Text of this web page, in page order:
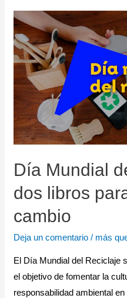
Día Mundial
dos libros
cambio
Deja un comentario / más
El Día Mundial del Reciclaje
el objetivo de fomentar la
responsabilidad ambiental